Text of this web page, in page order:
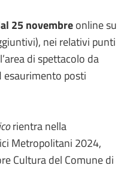
25 novembreonline su
nei relativi punti
di spettacolo da
posti
rientra nella
Metropolitani 2024,
Cultura del Comune di